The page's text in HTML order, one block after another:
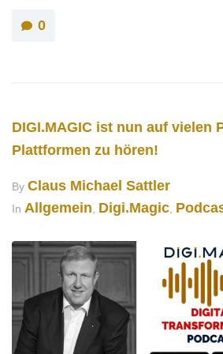
0
DIGI.MAGIC ist nun auf vielen
Plattformen zu hören!
By Claus Michael Sattler
In Allgemein, Digi.Magic,